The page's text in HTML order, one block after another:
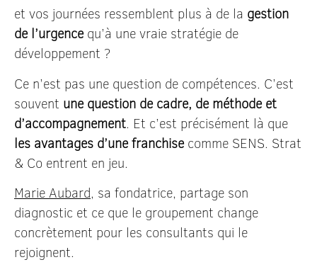
et vos journées ressemblent plus à de la gestion
de l’urgencequ’à une vraie stratégie de
développement ?
Ce n’est pas une question de compétences. C’est
souvent une question de cadre, de méthode et
d’accompagnement. Et c’est précisément là que
les avantages d’une franchisecomme SENS. Strat
& Co entrent en jeu.
Marie Aubard, sa fondatrice, partage son
diagnostic et ce que le groupement change
concrètement pour les consultants qui le
rejoignent.